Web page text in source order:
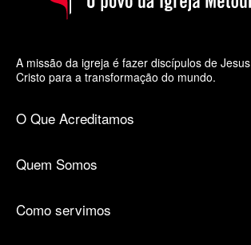
A missão da igreja é fazer discípulos de Jesus
Cristo para a transformação do mundo.
O Que Acreditamos
Quem Somos
Como servimos